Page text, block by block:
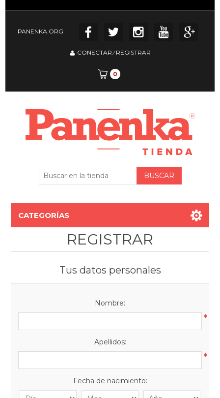
PANENKA.ORG
CONECTAR⁄REGISTRAR
0
CATEGORÍAS
REGISTRAR
Tus datos personales
Nombre:
*
Apellidos:
*
Fecha de nacimiento: